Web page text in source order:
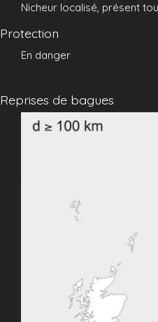
Nicheur localisé, présent
Protection
En danger
Reprises de bagues